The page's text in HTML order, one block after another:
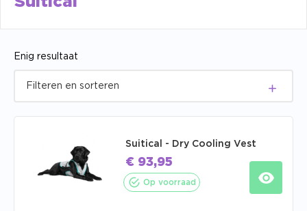
Enig resultaat
Suitical - Dry Cooling Vest
€ 93,95
Op voorraad